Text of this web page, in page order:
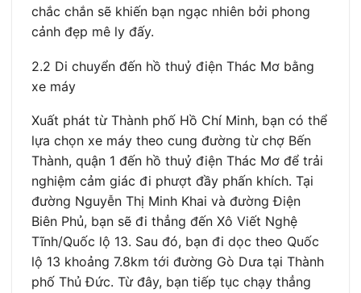
chắc chắn sẽ khiến bạn ngạc nhiên bởi phong
cảnh đẹp mê ly đấy.
2.2 Di chuyển đến hồ thuỷ điện Thác Mơ bằng
xe máy
Xuất phát từ Thành phố Hồ Chí Minh, bạn có thể
lựa chọn xe máy theo cung đường từ chợ Bến
Thành, quận 1 đến hồ thuỷ điện Thác Mơ để trải
nghiệm cảm giác đi phượt đầy phấn khích. Tại
đường Nguyễn Thị Minh Khai và đường Điện
Biên Phủ, bạn sẽ đi thẳng đến Xô Viết Nghệ
Tĩnh/Quốc lộ 13. Sau đó, bạn đi dọc theo Quốc
lộ 13 khoảng 7.8km tới đường Gò Dưa tại Thành
phố Thủ Đức. Từ đây, bạn tiếp tục chạy thẳng